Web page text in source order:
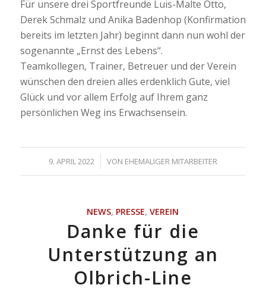
Für unsere drei Sportfreunde Luis-Malte Otto,
Derek Schmalz und Anika Badenhop (Konfirmation
bereits im letzten Jahr) beginnt dann nun wohl der
sogenannte „Ernst des Lebens“.
Teamkollegen, Trainer, Betreuer und der Verein
wünschen den dreien alles erdenklich Gute, viel
Glück und vor allem Erfolg auf Ihrem ganz
persönlichen Weg ins Erwachsensein.
9. APRIL 2022
/ VON EHEMALIGER MITARBEITER
NEWS, PRESSE,VEREIN
Danke für die
Unterstützung an
Olbrich-Line